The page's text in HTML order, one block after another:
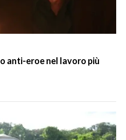
anti-eroe nel lavoro più